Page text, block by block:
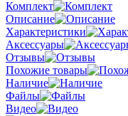
Комплект
Описание
Характеристики
Аксессуары
Отзывы
Похожие товары
Наличие
Файлы
Видео